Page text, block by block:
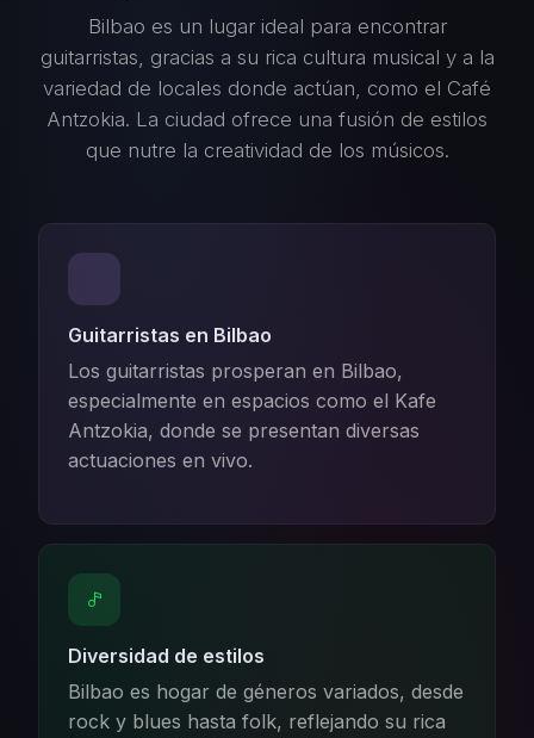
Bilbao es un lugar ideal para encontrar
guitarristas, gracias a su rica cultura musical y a la
variedad de locales donde actúan, como el Café
Antzokia. La ciudad ofrece una fusión de estilos
que nutre la creatividad de los músicos.
Guitarristas en Bilbao
Los guitarristas prosperan en Bilbao,
especialmente en espacios como el Kafe
Antzokia, donde se presentan diversas
actuaciones en vivo.
Diversidad de estilos
Bilbao es hogar de géneros variados, desde
rock y blues hasta folk, reflejando su rica